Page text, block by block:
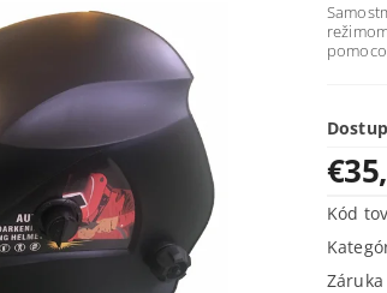
Kód
Záruka